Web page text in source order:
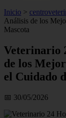
Inicio >
Análisis de los
Mascota
Veterinario
de los
el Cuidado
📅 30/05/2026